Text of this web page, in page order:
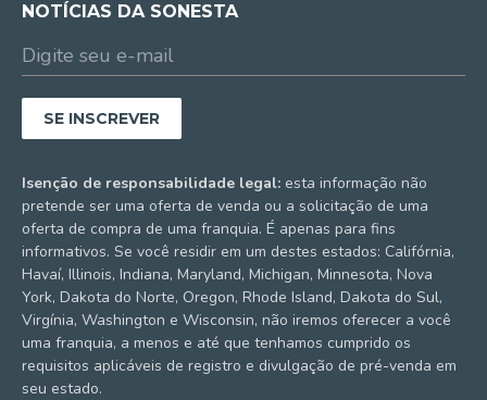
NOTÍCIAS DA SONESTA
Isenção de responsabilidade legal: esta informação não
pretende ser uma oferta de venda ou a solicitação de uma
oferta de compra de uma franquia. É apenas para fins
informativos. Se você residir em um destes estados: Califórnia,
Havaí, Illinois, Indiana, Maryland, Michigan, Minnesota, Nova
York, Dakota do Norte, Oregon, Rhode Island, Dakota do Sul,
Virgínia, Washington e Wisconsin, não iremos oferecer a você
uma franquia, a menos e até que tenhamos cumprido os
requisitos aplicáveis de registro e divulgação de pré-venda em
seu estado.